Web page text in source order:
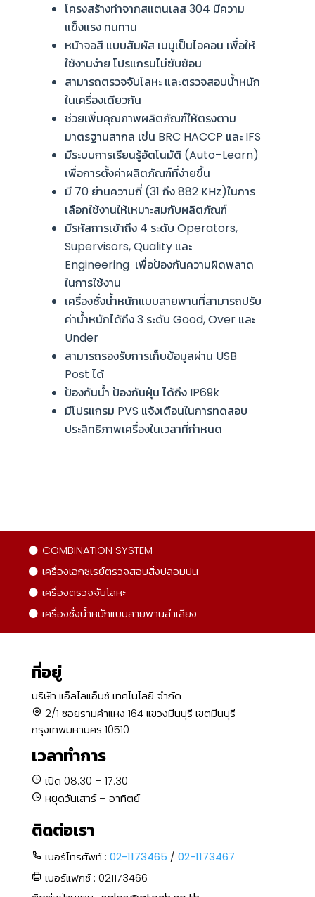
โครงสร้างทำจากสแตนเลส 304 มีความ
แข็งแรง ทนทาน
หน้าจอสี แบบสัมผัส เมนูเป็นไอคอน เพื่อให้
ใช้งานง่าย โปรแกรมไม่ซับซ้อน
สามารถตรวจจับโลหะ และตรวจสอบน้ำหนัก
ในเครื่องเดียวกัน
ช่วยเพิ่มคุณภาพผลิตภัณฑ์ให้ตรงตาม
มาตรฐานสากล เช่น BRC HACCP และ IFS
มีระบบการเรียนรู้อัตโนมัติ (Auto–Learn)
เพื่อการตั้งค่าผลิตภัณฑ์ที่ง่ายขึ้น
มี 70 ย่านความถี่ (31 ถึง 882KHz)ในการ
เลือกใช้งานให้เหมาะสมกับผลิตภัณฑ์
มีรหัสการเข้าถึง 4 ระดับ Operators,
Supervisors, Quality และ
Engineering เพื่อป้องกันความผิดพลาด
ในการใช้งาน
เครื่องชั่งน้ำหนักแบบสายพานที่สามารถปรับ
ค่าน้ำหนักได้ถึง3 ระดับ Good, Over และ
Under
สามารถรองรับการเก็บข้อมูลผ่าน USB
Post ได้
ป้องกันน้ำ ป้องกันฝุ่น ได้ถึง IP69k
มีโปรแกรม PVS แจ้งเตือนในการทดสอบ
ประสิทธิภาพเครื่องในเวลาที่กำหนด
COMBINATION SYSTEM
เครื่องเอกซเรย์ตรวจสอบสิ่งปลอมปน
เครื่องตรวจจับโลหะ
เครื่องชั่งน้ำหนักแบบสายพานลำเลียง
ที่อยู่
บริษัท แอ็ลไลแอ็นซ์ เทคโนโลยี จำกัด
2/1 ซอยรามคำแหง 164 แขวงมีนบุรี เขตมีนบุรี
กรุงเทพมหานคร 10510
เวลาทำการ
เปิด 08.30 – 17.30
หยุดวันเสาร์ – อาทิตย์
ติดต่อเรา
เบอร์โทรศัพท์ : 02-1173465 / 02-1173467
เบอร์แฟกซ์ : 021173466